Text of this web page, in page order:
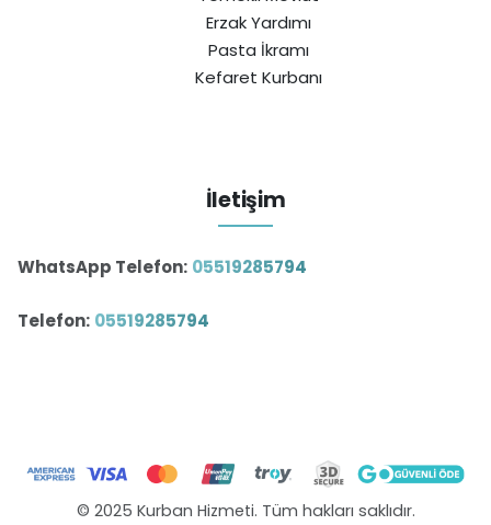
Erzak Yardımı
Pasta İkramı
Kefaret Kurbanı
İletişim
WhatsApp Telefon: 05519285794
Telefon: 05519285794
© 2025 Kurban Hizmeti. Tüm hakları saklıdır.